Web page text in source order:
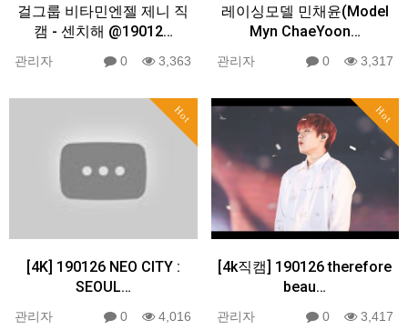
걸그룹 비타민엔젤 제니 직
캠 - 센치해 @19012…
관리자 0 3,363
레이싱모델 민채윤(Model
Myn ChaeYoon…
관리자 0 3,317
Hot
[4K] 190126 NEO CITY :
SEOUL…
관리자 0 4,016
Hot
[4k직캠] 190126 therefore
beau…
관리자 0 3,417